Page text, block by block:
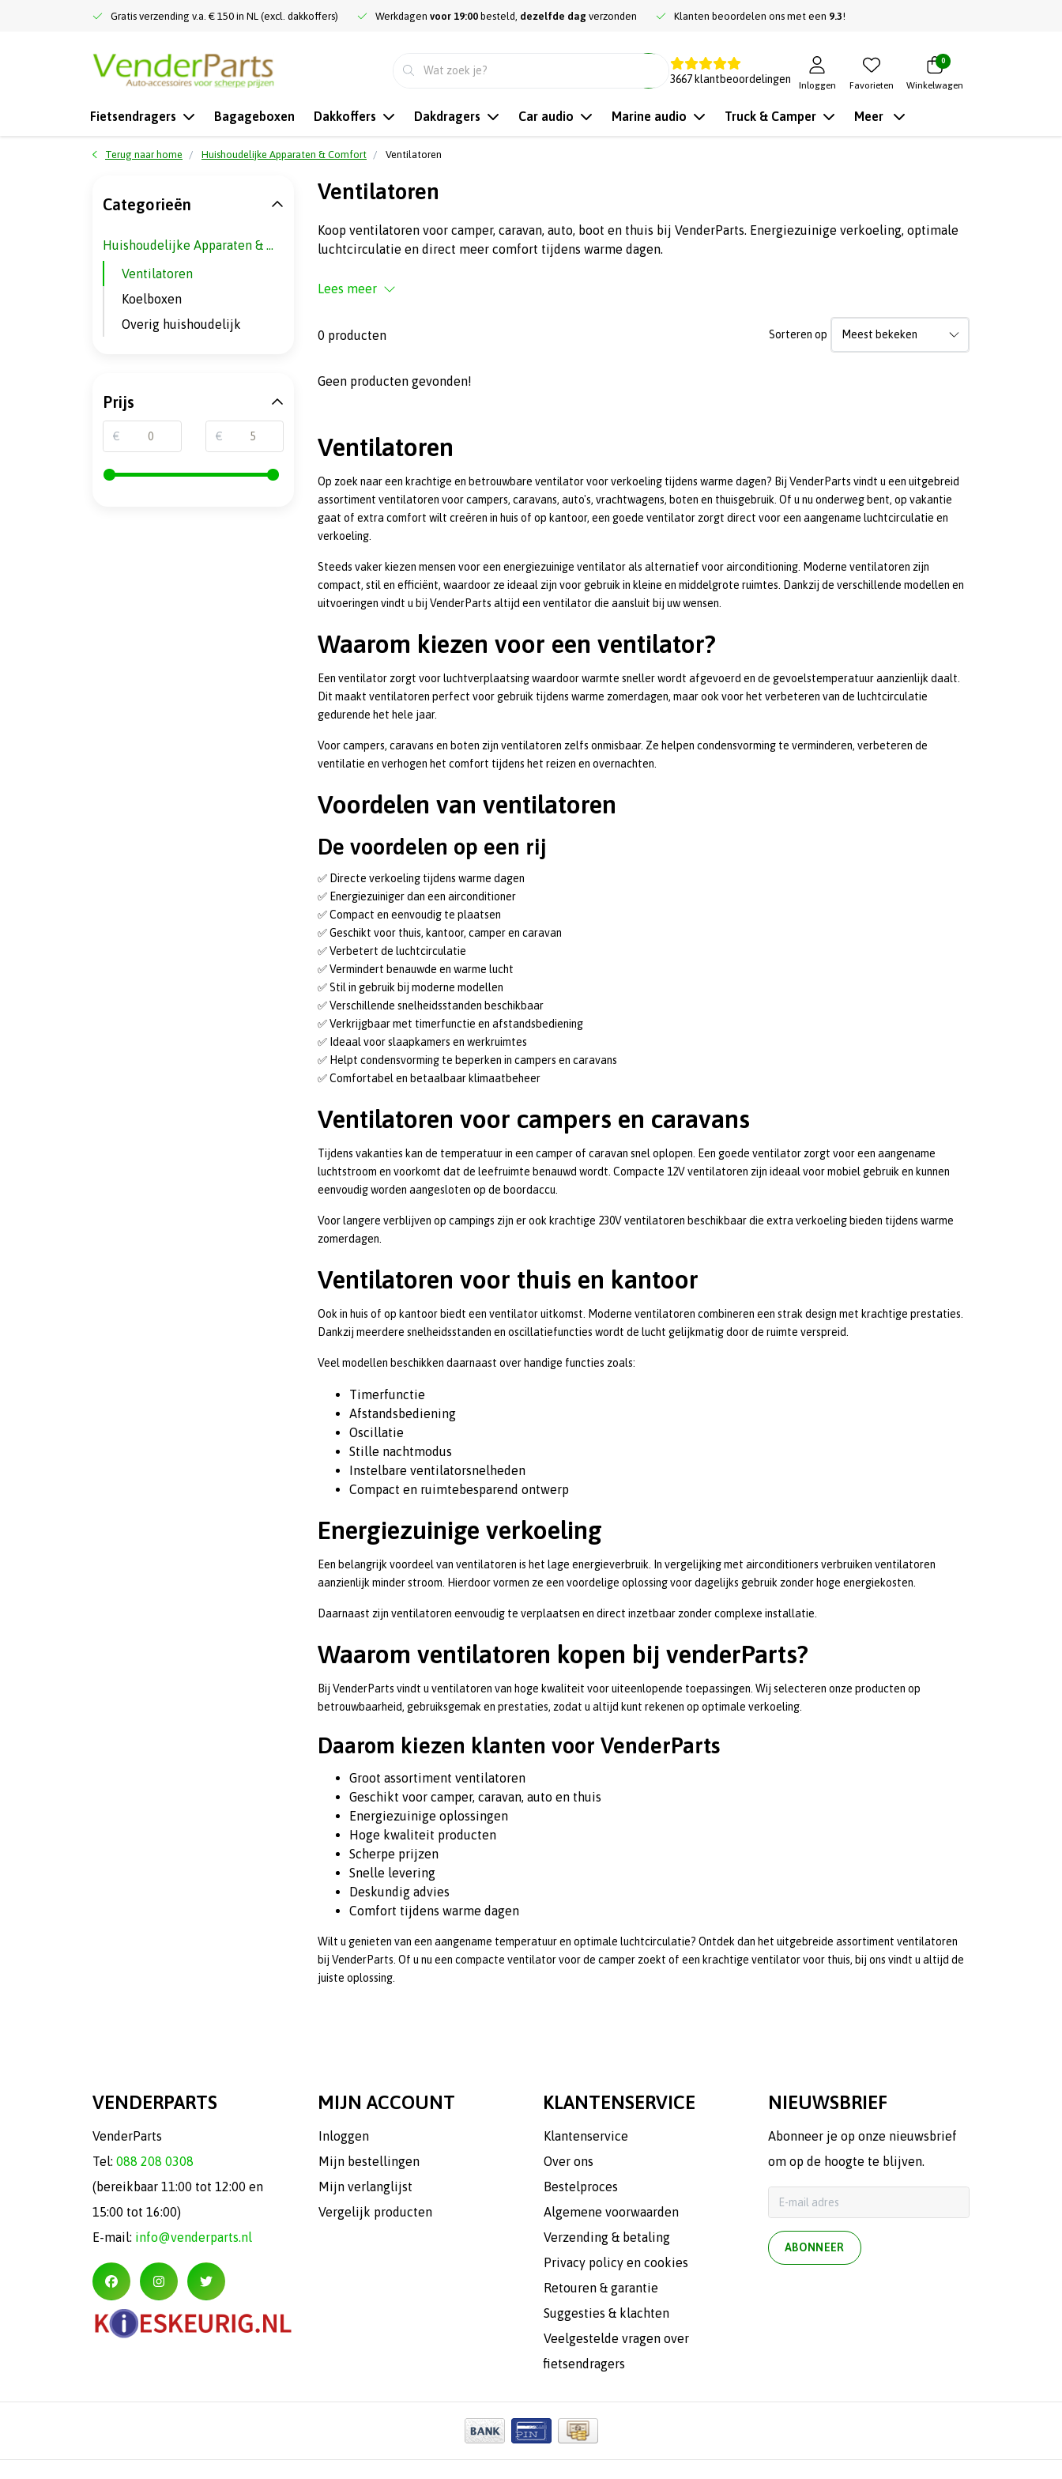
Gratis verzending v.a. € 150 in NL (excl. dakkoffers) Werkdagen voor 19:00 besteld, dezelfde dag verzonden Klanten beoordelen ons met een 9.3!
3667 klantbeoordelingen
Inloggen Favorieten
0
Winkelwagen
Fietsendragers Bagageboxen Dakkoffers Dakdragers Car audio Marine audio Truck & Camper Meer
Terug naar home Huishoudelijke Apparaten & Comfort Ventilatoren
Ventilatoren
Koop ventilatoren voor camper, caravan, auto, boot en thuis bij VenderParts. Energiezuinige verkoeling, optimale
luchtcirculatie en direct meer comfort tijdens warme dagen.
Lees meer
0 producten Sorteren op
Geen producten gevonden!
Ventilatoren
Op zoek naar een krachtige en betrouwbare ventilator voor verkoeling tijdens warme dagen? Bij VenderParts vindt u een uitgebreid
assortiment ventilatoren voor campers, caravans, auto's, vrachtwagens, boten en thuisgebruik. Of u nu onderweg bent, op vakantie
gaat of extra comfort wilt creëren in huis of op kantoor, een goede ventilator zorgt direct voor een aangename luchtcirculatie en
verkoeling.
Steeds vaker kiezen mensen voor een energiezuinige ventilator als alternatief voor airconditioning. Moderne ventilatoren zijn
compact, stil en efficiënt, waardoor ze ideaal zijn voor gebruik in kleine en middelgrote ruimtes. Dankzij de verschillende modellen en
uitvoeringen vindt u bij VenderParts altijd een ventilator die aansluit bij uw wensen.
Waarom kiezen voor een ventilator?
Een ventilator zorgt voor luchtverplaatsing waardoor warmte sneller wordt afgevoerd en de gevoelstemperatuur aanzienlijk daalt.
Dit maakt ventilatoren perfect voor gebruik tijdens warme zomerdagen, maar ook voor het verbeteren van de luchtcirculatie
gedurende het hele jaar.
Voor campers, caravans en boten zijn ventilatoren zelfs onmisbaar. Ze helpen condensvorming te verminderen, verbeteren de
ventilatie en verhogen het comfort tijdens het reizen en overnachten.
Voordelen van ventilatoren
De voordelen op een rij
✅ Directe verkoeling tijdens warme dagen
✅ Energiezuiniger dan een airconditioner
✅ Compact en eenvoudig te plaatsen
✅ Geschikt voor thuis, kantoor, camper en caravan
✅ Verbetert de luchtcirculatie
✅ Vermindert benauwde en warme lucht
✅ Stil in gebruik bij moderne modellen
✅ Verschillende snelheidsstanden beschikbaar
✅ Verkrijgbaar met timerfunctie en afstandsbediening
✅ Ideaal voor slaapkamers en werkruimtes
✅ Helpt condensvorming te beperken in campers en caravans
✅ Comfortabel en betaalbaar klimaatbeheer
Ventilatoren voor campers en caravans
Tijdens vakanties kan de temperatuur in een camper of caravan snel oplopen. Een goede ventilator zorgt voor een aangename
luchtstroom en voorkomt dat de leefruimte benauwd wordt. Compacte 12V ventilatoren zijn ideaal voor mobiel gebruik en kunnen
eenvoudig worden aangesloten op de boordaccu.
Voor langere verblijven op campings zijn er ook krachtige 230V ventilatoren beschikbaar die extra verkoeling bieden tijdens warme
zomerdagen.
Ventilatoren voor thuis en kantoor
Ook in huis of op kantoor biedt een ventilator uitkomst. Moderne ventilatoren combineren een strak design met krachtige prestaties.
Dankzij meerdere snelheidsstanden en oscillatiefuncties wordt de lucht gelijkmatig door de ruimte verspreid.
Veel modellen beschikken daarnaast over handige functies zoals:
Timerfunctie
Afstandsbediening
Oscillatie
Stille nachtmodus
Instelbare ventilatorsnelheden
Compact en ruimtebesparend ontwerp
Energiezuinige verkoeling
Een belangrijk voordeel van ventilatoren is het lage energieverbruik. In vergelijking met airconditioners verbruiken ventilatoren
aanzienlijk minder stroom. Hierdoor vormen ze een voordelige oplossing voor dagelijks gebruik zonder hoge energiekosten.
Daarnaast zijn ventilatoren eenvoudig te verplaatsen en direct inzetbaar zonder complexe installatie.
Waarom ventilatoren kopen bij venderParts?
Bij VenderParts vindt u ventilatoren van hoge kwaliteit voor uiteenlopende toepassingen. Wij selecteren onze producten op
betrouwbaarheid, gebruiksgemak en prestaties, zodat u altijd kunt rekenen op optimale verkoeling.
Daarom kiezen klanten voor VenderParts
Groot assortiment ventilatoren
Geschikt voor camper, caravan, auto en thuis
Energiezuinige oplossingen
Hoge kwaliteit producten
Scherpe prijzen
Snelle levering
Deskundig advies
Comfort tijdens warme dagen
Wilt u genieten van een aangename temperatuur en optimale luchtcirculatie? Ontdek dan het uitgebreide assortiment ventilatoren
bij VenderParts. Of u nu een compacte ventilator voor de camper zoekt of een krachtige ventilator voor thuis, bij ons vindt u altijd de
juiste oplossing.
Categorieën
Huishoudelijke Apparaten & Comfort
Ventilatoren
Koelboxen
Overig huishoudelijk
Prijs
€ €
VENDERPARTS
VenderParts
Tel: 088 208 0308
(bereikbaar 11:00 tot 12:00 en
15:00 tot 16:00)
E-mail: info@venderparts.nl
MIJN ACCOUNT
Inloggen
Mijn bestellingen
Mijn verlanglijst
Vergelijk producten
KLANTENSERVICE
Klantenservice
Over ons
Bestelproces
Algemene voorwaarden
Verzending & betaling
Privacy policy en cookies
Retouren & garantie
Suggesties & klachten
Veelgestelde vragen over
fietsendragers
NIEUWSBRIEF
Abonneer je op onze nieuwsbrief
om op de hoogte te blijven.
ABONNEER